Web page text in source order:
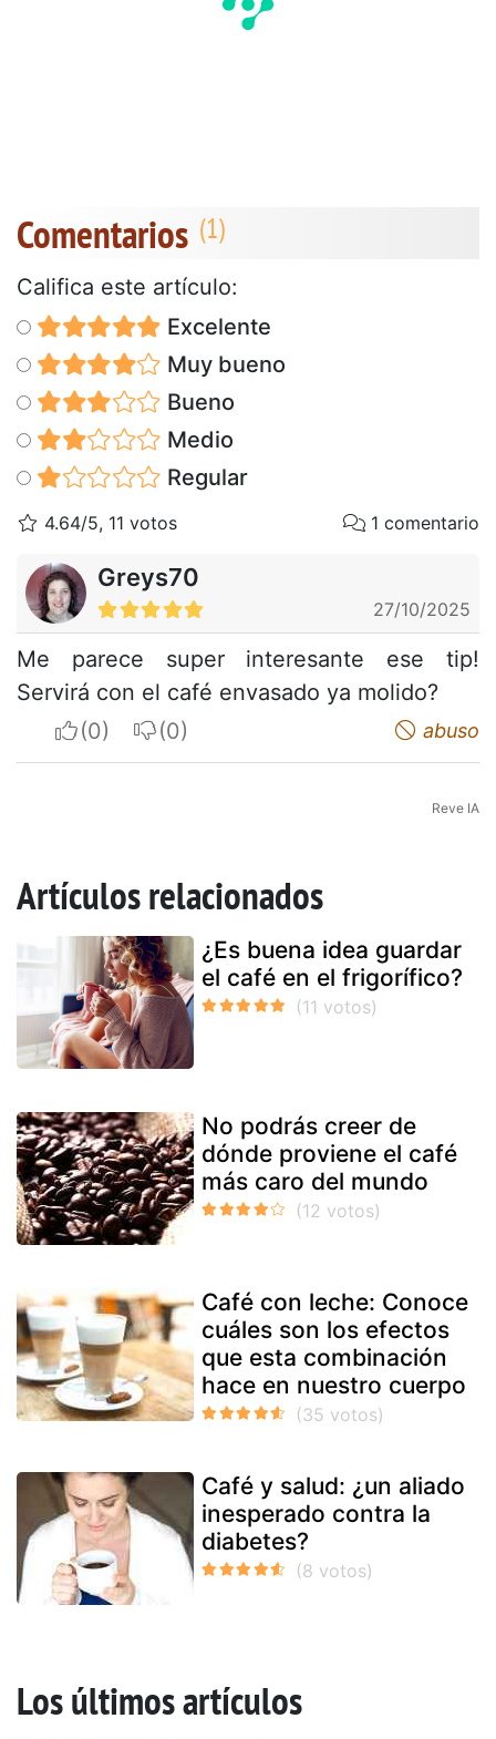
Comentarios
Califica este artículo:
Excelente
Muy bueno
Bueno
Medio
Regular
4.64/5, 11 votos 1 comentario
Greys70
27/10/2025
Me parece super interesante ese tip!
Servirá con el café envasado ya molido?
I apreciateI do not appreciate abuso
Reve IA
Artículos relacionados
¿Es buena idea guardar
el café en el frigorífico?
No podrás creer de
dónde proviene el café
más caro del mundo
Café con leche: Conoce
cuáles son los efectos
que esta combinación
hace en nuestro cuerpo
Café y salud: ¿un aliado
inesperado contra la
diabetes?
Los últimos artículos